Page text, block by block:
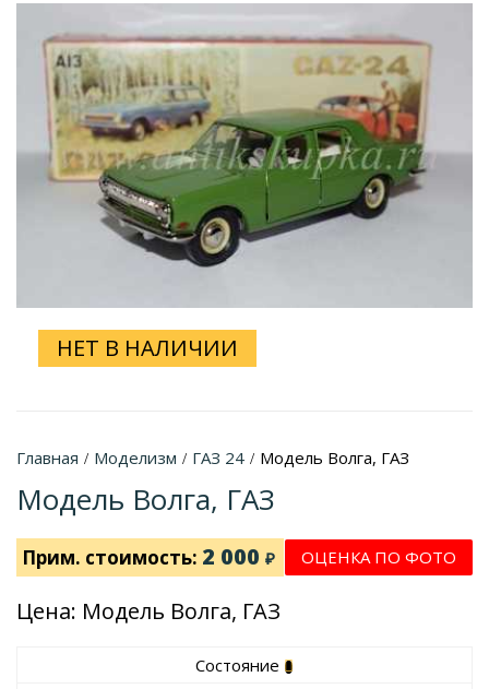
НЕТ В НАЛИЧИИ
Главная / Моделизм / ГАЗ 24 / Модель Волга, ГАЗ
Модель Волга, ГАЗ
Прим. стоимость: 2 000 ₽ ОЦЕНКА ПО ФОТО
Цена: Модель Волга, ГАЗ
Состояние